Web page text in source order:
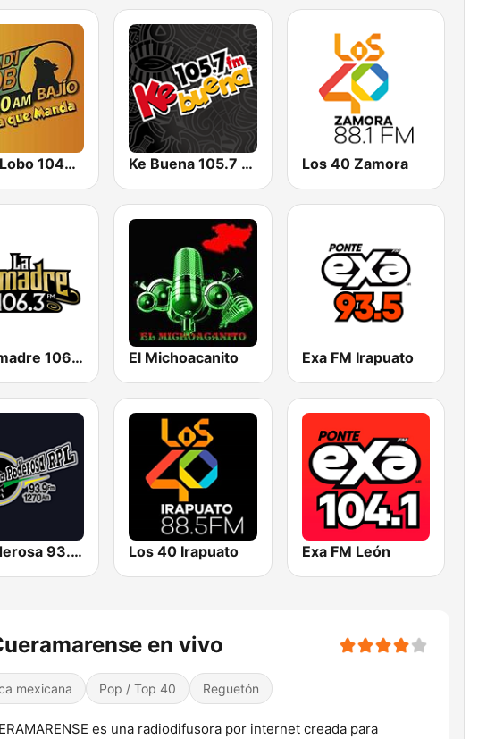
Radio Lobo 1040 AM Ke Buena 105.7 FM Los 40 Zamora
La Comadre 106.3 FM El Michoacanito Exa FM Irapuato
La Poderosa 93.9 FM Los 40 Irapuato Exa FM León
en vivo
mexicana Pop / Top 40 Reguetón
es una radiodifusora por internet creada para